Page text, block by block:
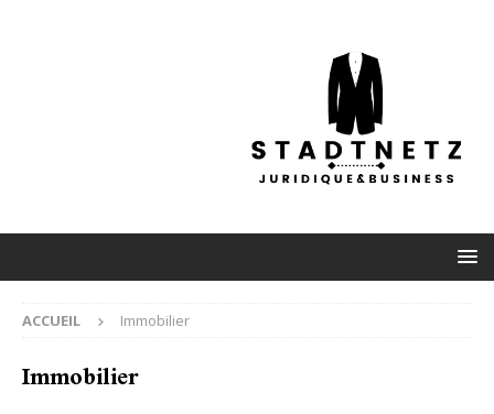
ACCUEIL Immobilier
Immobilier